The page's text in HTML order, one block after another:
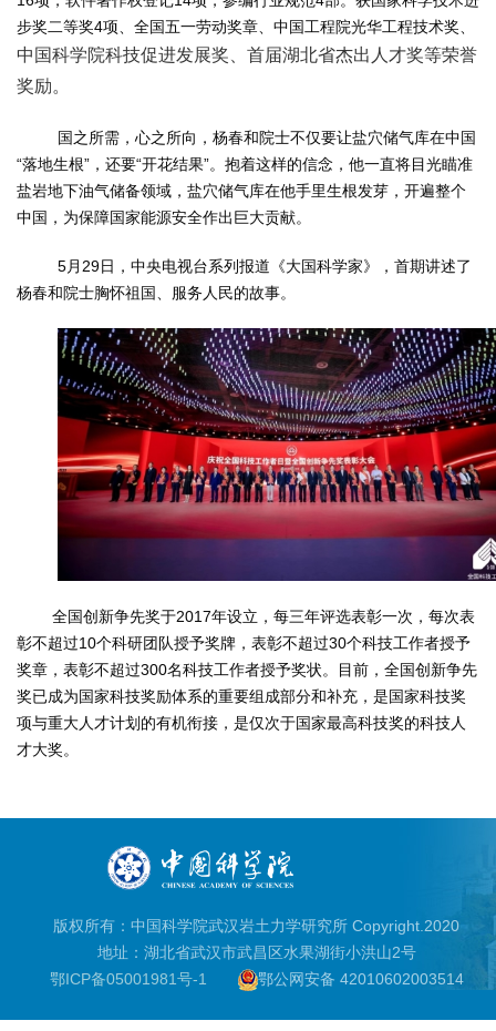
步奖二等奖4项、全国五一劳动奖章、中国工程院光华工程技术奖、
中国科学院科技促进发展奖、首届湖北省杰出人才奖等荣誉
奖励。
国之所需，心之所向，杨春和院士不仅要让盐穴储气库在中国
“落地生根”，还要“开花结果”。抱着这样的信念，他一直将目光瞄准
盐岩地下油气储备领域，盐穴储气库在他手里生根发芽，开遍整个
中国，为保障国家能源安全作出巨大贡献。
5月29日，中央电视台系列报道《大国科学家》
，首期讲述了
杨春和院士胸怀祖国、服务人民的故事。
全国创新争先奖于2017年设立，每三年评选表彰一次，每次表
彰不超过10个科研团队授予奖牌，表彰不超过30个科技工作者授予
奖章，表彰不超过300名科技工作者授予奖状。目前， 全国创新争先
奖已成为国家科技奖励体系的重要组成部分和补充，是国家科技奖
项与重大人才计划的有机衔接，是仅次于国家最高科技奖的科技人
才大奖。
版权所有：中国科学院武汉岩土力学研究所 Copyright.2020
地址：湖北省武汉市武昌区水果湖街小洪山2号
鄂ICP备05001981号-1
鄂公网安备 42010602003514